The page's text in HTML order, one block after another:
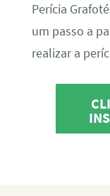
Perícia
um passo a
realizar a